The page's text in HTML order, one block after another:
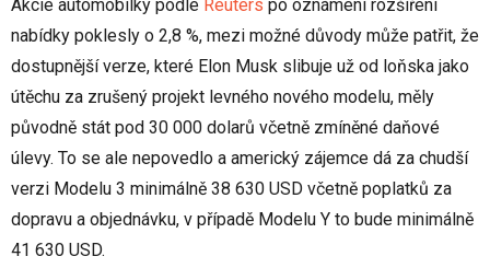
Akcie automobilky podle Reuters po oznámení rozšíření
nabídky poklesly o 2,8 %, mezi možné důvody může patřit, že
dostupnější verze, které Elon Musk slibuje už od loňska jako
útěchu za zrušený projekt levného nového modelu, měly
původně stát pod 30 000 dolarů včetně zmíněné daňové
úlevy. To se ale nepovedlo a americký zájemce dá za chudší
verzi Modelu 3 minimálně 38 630 USD včetně poplatků za
dopravu a objednávku, v případě Modelu Y to bude minimálně
41 630 USD.